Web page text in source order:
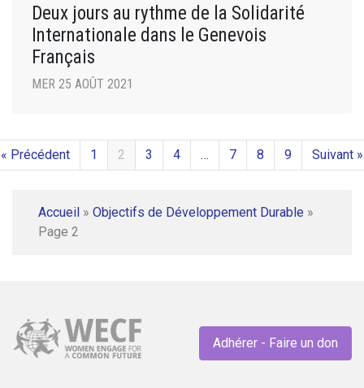
Deux jours au rythme de la Solidarité
Internationale dans le Genevois
Français
MER 25 AOÛT 2021
« Précédent 1 2 3 4 … 7 8 9 Suivant »
Accueil » Objectifs de Développement Durable »
Page 2
Adhérer - Faire un don